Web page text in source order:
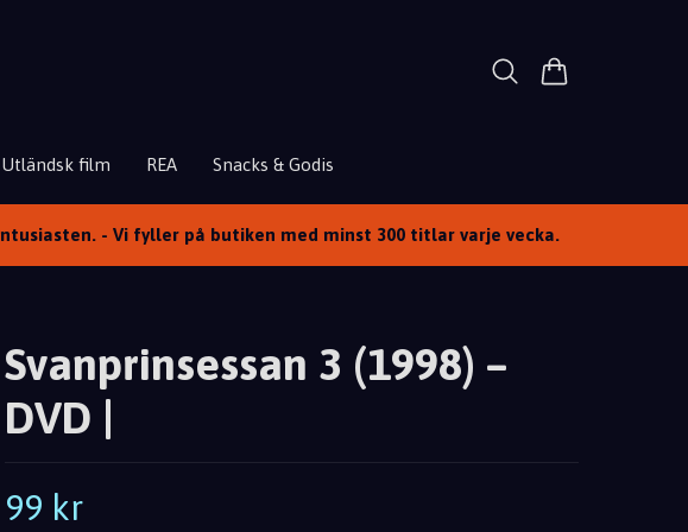
Utländsk film REA Snacks & Godis
- Vi fyller på butiken med minst 300 titlar varje vecka.
Svanprinsessan 3 (1998) –
DVD |
99 kr